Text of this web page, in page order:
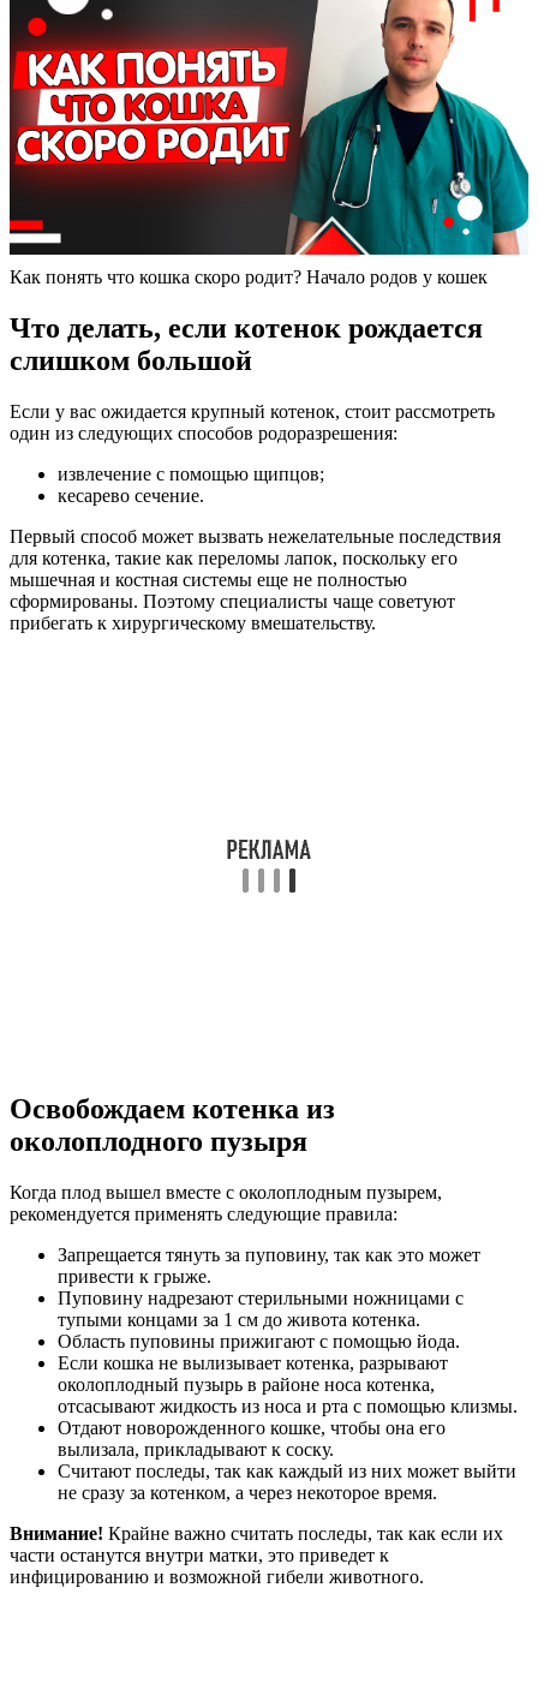
Как понять что кошка скоро родит? Начало родов у кошек
Что делать, если котенок рождается
слишком большой
Если у вас ожидается крупный котенок, стоит рассмотреть
один из следующих способов родоразрешения:
извлечение с помощью щипцов;
кесарево сечение.
Первый способ может вызвать нежелательные последствия
для котенка, такие как переломы лапок, поскольку его
мышечная и костная системы еще не полностью
сформированы. Поэтому специалисты чаще советуют
прибегать к хирургическому вмешательству.
Освобождаем котенка из
околоплодного пузыря
Когда плод вышел вместе с околоплодным пузырем,
рекомендуется применять следующие правила:
Запрещается тянуть за пуповину, так как это может
привести к грыже.
Пуповину надрезают стерильными ножницами с
тупыми концами за 1 см до живота котенка.
Область пуповины прижигают с помощью йода.
Если кошка не вылизывает котенка, разрывают
околоплодный пузырь в районе носа котенка,
отсасывают жидкость из носа и рта с помощью клизмы.
Отдают новорожденного кошке, чтобы она его
вылизала, прикладывают к соску.
Считают последы, так как каждый из них может выйти
не сразу за котенком, а через некоторое время.
Внимание! Крайне важно считать последы, так как если их
части останутся внутри матки, это приведет к
инфицированию и возможной гибели животного.